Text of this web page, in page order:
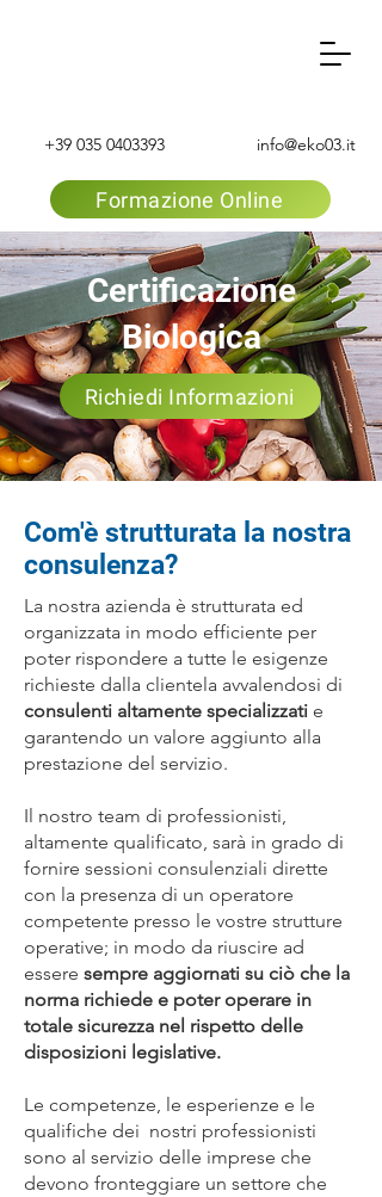
+39 035 0403393 info@eko03.it
Formazione Online
Certificazione
Biologica
Richiedi Informazioni
Com'è strutturata la nostra
consulenza?
La nostra azienda è strutturata ed
organizzata in modo efficiente per
poter rispondere a tutte le esigenze
richieste dalla clientela avvalendosi di
consulenti altamente specializzati e
garantendo un valore aggiunto alla
prestazione del servizio.
Il nostro team di professionisti,
altamente qualificato, sarà in grado di
fornire sessioni consulenziali dirette
con la presenza di un operatore
competente presso le vostre strutture
operative; in modo da riuscire ad
essere sempre aggiornati su ciò che la
norma richiede e poter operare in
totale sicurezza nel rispetto delle
disposizioni legislative.
Le competenze, le esperienze e le
qualifiche dei nostri professionisti
sono al servizio delle imprese che
devono fronteggiare un settore che